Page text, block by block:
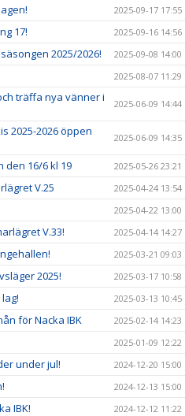
2025-09-17 17:55
17! 2025-09-16 14:56
2025/2026! 2025-09-08 14:00
2025-08-07 11:29
träffa nya vänner i
2025-06-09 14:44
2025-2026 öppen
2025-06-09 14:35
den 16/6 kl 19 2025-05-26 23:21
V.25 2025-04-24 13:54
2025-04-22 13:00
V.33! 2025-04-14 14:27
2025-03-21 09:03
2025! 2025-03-17 10:58
2025-03-13 10:45
för Nacka IBK 2025-02-14 14:23
2025-01-09 12:22
under jul! 2024-12-20 15:00
2024-12-13 15:00
IBK! 2024-12-12 11:22